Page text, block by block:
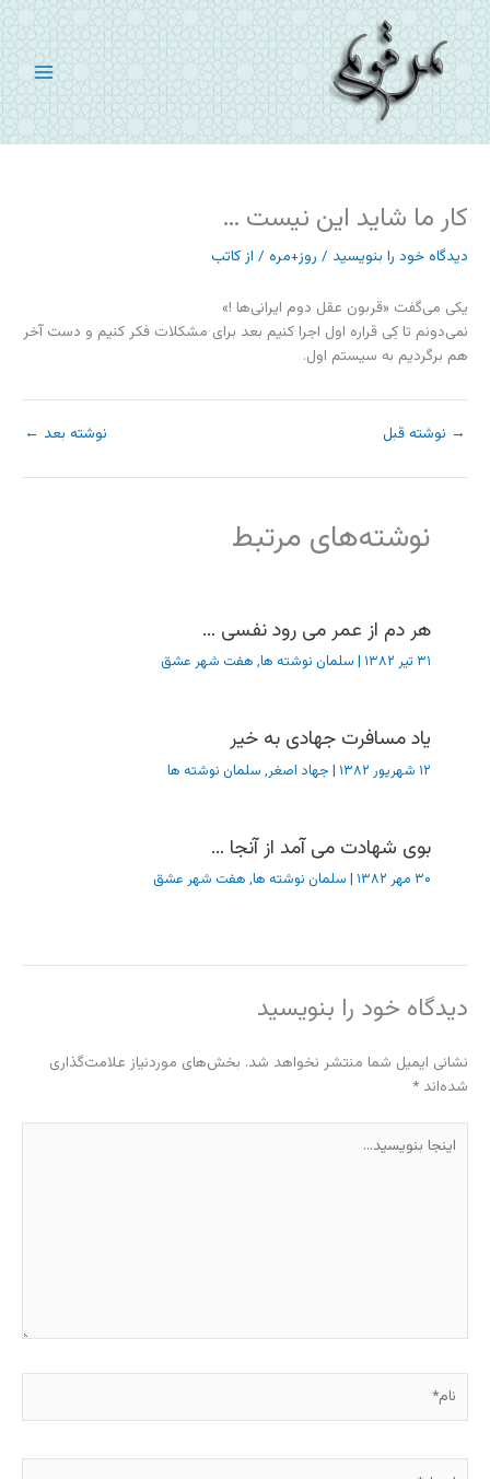
پرش
به
محتوا
کار ما شاید این نیست …
دیدگاه‌ خود را بنویسید / روز+مره / از کاتب
یکی می‌گفت «قربون عقل دوم ایرانی‌ها !»
نمی‌دونم تا کِی قراره اول اجرا کنیم بعد برای مشکلات فکر کنیم و دست آخر
هم برگردیم به سیستم اول.
→ نوشته قبل نوشته بعد ←
نوشته‌های مرتبط
هر دم از عمر می رود نفسی …
۳۱ تیر ۱۳۸۲ | سلمان نوشته ها, هفت شهر عشق
یاد مسافرت جهادی به خیر
۱۲ شهریور ۱۳۸۲ | جهاد اصغر, سلمان نوشته ها
بوی شهادت می آمد از آنجا …
۳۰ مهر ۱۳۸۲ | سلمان نوشته ها, هفت شهر عشق
دیدگاه‌ خود را بنویسید
نشانی ایمیل شما منتشر نخواهد شد. بخش‌های موردنیاز علامت‌گذاری
شده‌اند *
بنویسید…